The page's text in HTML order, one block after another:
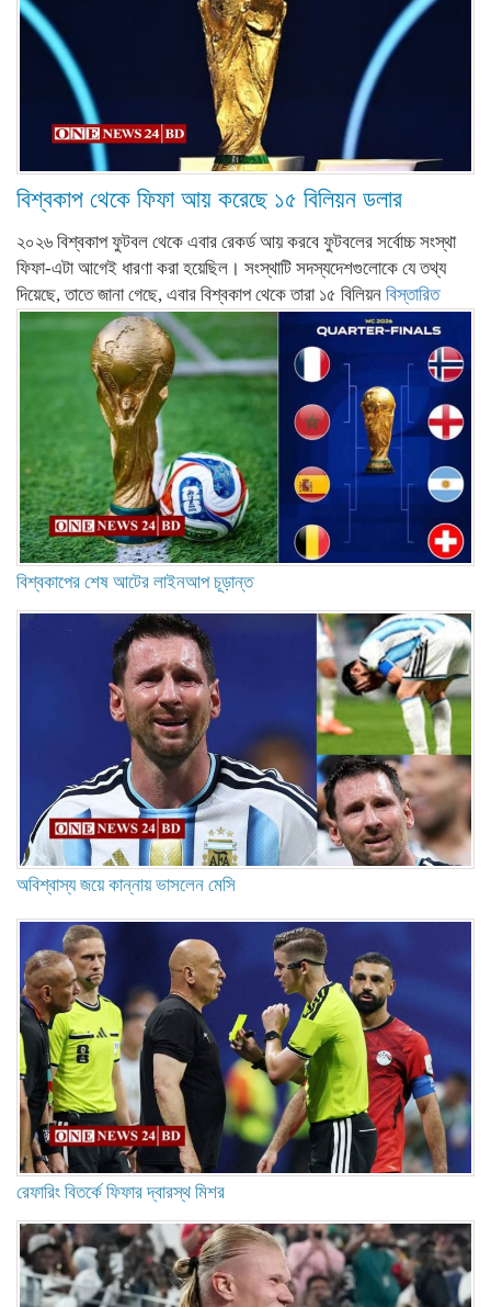
বিশ্বকাপ থেকে ফিফা আয় করেছে ১৫ বিলিয়ন ডলার
২০২৬ বিশ্বকাপ ফুটবল থেকে এবার রেকর্ড আয় করবে ফুটবলের সর্বোচ্চ সংস্থা
ফিফা-এটা আগেই ধারণা করা হয়েছিল। সংস্থাটি সদস্যদেশগুলোকে যে তথ্য
দিয়েছে, তাতে জানা গেছে, এবার বিশ্বকাপ থেকে তারা ১৫ বিলিয়ন বিস্তারিত
বিশ্বকাপের শেষ আটের লাইনআপ চূড়ান্ত
অবিশ্বাস্য জয়ে কান্নায় ভাসলেন মেসি
রেফারিং বিতর্কে ফিফার দ্বারস্থ মিশর